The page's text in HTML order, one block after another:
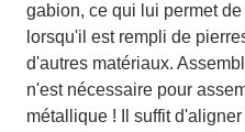
gabion, ce qui lui permet
lorsqu'il est rempli de
d'autres matériaux.
n'est nécessaire pour
métallique ! Il suffit